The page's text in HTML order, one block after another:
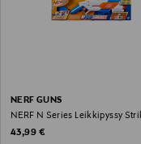
NERF GUNS
NERF N Series Leikkipyssy
Original Price
43,99 €